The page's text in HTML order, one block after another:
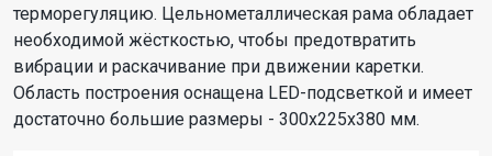
терморегуляцию. Цельнометаллическая рама обладает
необходимой жёсткостью, чтобы предотвратить
вибрации и раскачивание при движении каретки.
Область построения оснащена LED-подсветкой и имеет
достаточно большие размеры - 300x225x380 мм.